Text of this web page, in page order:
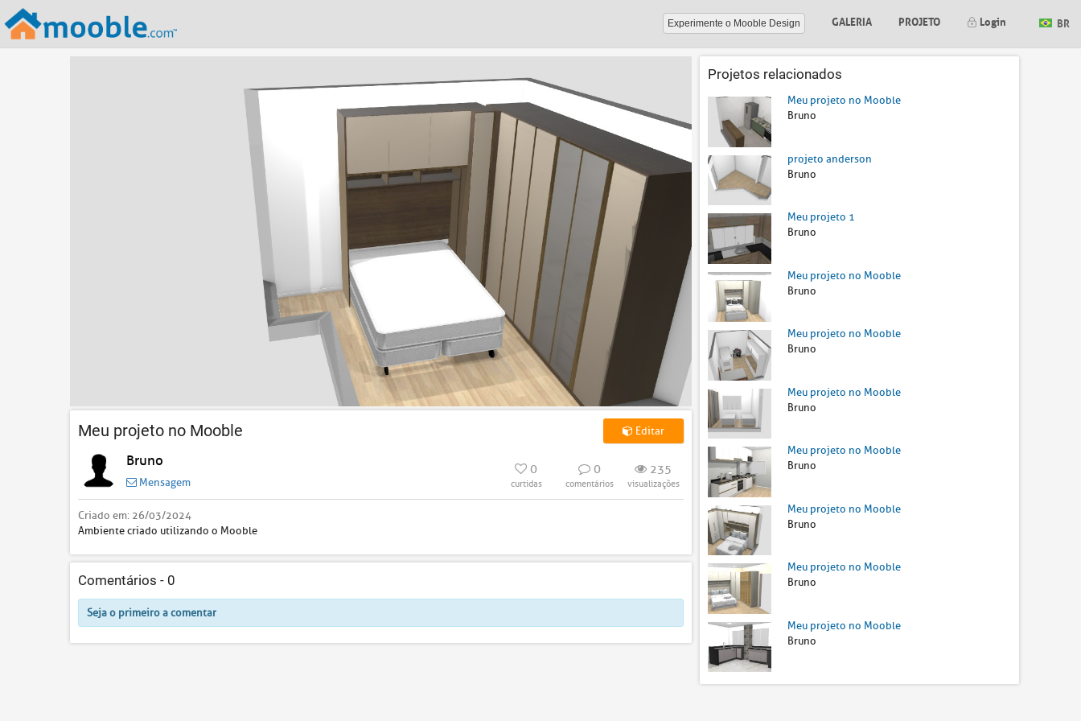
Experimente o Mooble Design GALERIA PROJETO Login BR
Meu projeto no Mooble Editar
Bruno
Mensagem
0
curtidas
0
comentários
235
visualizações
Criado em: 26/03/2024
Ambiente criado utilizando o Mooble
Comentários - 0
Seja o primeiro a comentar
Projetos relacionados
Meu projeto no Mooble
Bruno
projeto anderson
Bruno
Meu projeto 1
Bruno
Meu projeto no Mooble
Bruno
Meu projeto no Mooble
Bruno
Meu projeto no Mooble
Bruno
Meu projeto no Mooble
Bruno
Meu projeto no Mooble
Bruno
Meu projeto no Mooble
Bruno
Meu projeto no Mooble
Bruno